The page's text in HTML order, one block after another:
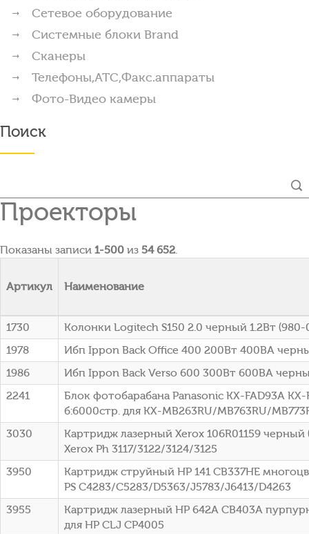
Сетевое оборудование
Системные блоки Brand
Сканеры
Телефоны,АТС,Факс.аппараты
Фото-Видео камеры
Поиск
Проекторы
Показаны записи 1-500 из 54 652.
Артикул Наименование
1730
Колонки Logitech S150 2.0 черный 1.2Вт
1978
Ибп Ippon Back Office 400 200Вт 400ВА
1986
Ибп Ippon Back Verso 600 300Вт 600ВА
2241
Блок фотобарабана Panasonic KX-FAD93A KX-
б:6000стр. для KX-MB263RU/MB763RU/
3030
Картридж лазерный Xerox 106R01159 черный
Xerox Ph 3117/3122/3124/3125
3950
Картридж струйный HP 141 CB337HE
PS C4283/C5283/D5363/J5783/J6413/D4263
3955
Картридж лазерный HP 642A CB403A
для HP CLJ CP4005